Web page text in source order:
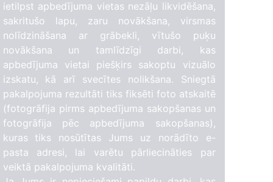
86
3
ietilpst apbedījuma vietas nezāļu likvidēšana,
sakritušo lapu, zaru novākšana, virsmas
nolīdzināšana ar grābekli, vītušo puķu
novākšana un tamlīdzīgi darbi, kas
apbedījuma vietai piešķirs sakoptu vizuālo
izskatu, kā arī svecītes nolikšana. Sniegtā
pakalpojuma rezultāti tiks fiksēti foto atskaitē
(fotogrāfija pirms apbedījuma sakopšanas un
fotogrāfija pēc apbedījuma sakopšanas),
kuras tiks nosūtītas Jums uz norādīto e-
pasta adresi, lai varētu pārliecināties par
veiktā pakalpojuma kvalitāti.